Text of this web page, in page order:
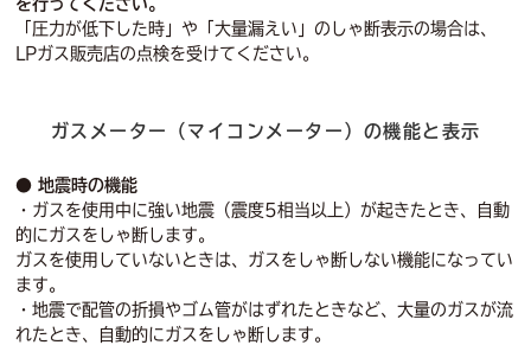
「圧力が低下した時」や「大量漏えい」のしゃ断表示の場合は、
LPガス販売店の点検を受けてください。
ガスメーター（マイコンメーター）の機能と表示
● 地震時の機能
・ガスを使用中に強い地震（震度5相当以上）が起きたとき、自動
的にガスをしゃ断します。
ガスを使用していないときは、ガスをしゃ断しない機能になってい
ます。
・地震で配管の折損やゴム管がはずれたときなど、大量のガスが流
れたとき、自動的にガスをしゃ断します。